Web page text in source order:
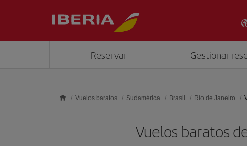
Reservar Gestionar
Vuelos baratos Sudamérica Brasil Río de Janeiro
Vuelos baratos